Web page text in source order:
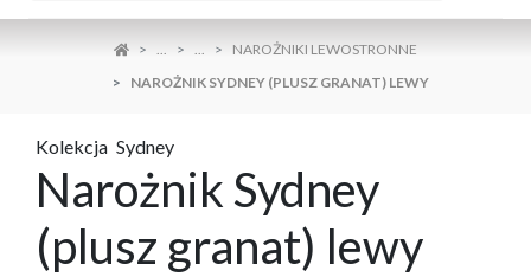
... ...
NAROŻNIKI LEWOSTRONNE
NAROŻNIK SYDNEY (PLUSZ GRANAT) LEWY
Kolekcja Sydney
Narożnik Sydney
(plusz granat) lewy